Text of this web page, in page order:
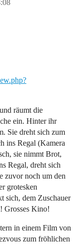
räumt die
ein. Hinter ihr
Sie dreht sich zum
ins Regal (Kamera
sie nimmt Brot,
Regal, dreht sich
zuvor noch um den
grotesken
sich, dem Zuschauer
Grosses Kino!
in einem Film von
zum fröhlichen